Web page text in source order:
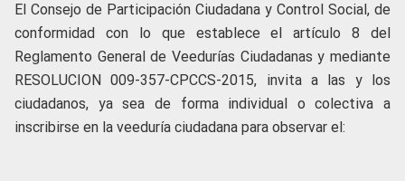
El Consejo de Participación Ciudadana y Control Social, de
conformidad con lo que establece el artículo 8 del
Reglamento General de Veedurías Ciudadanas y mediante
RESOLUCION 009-357-CPCCS-2015, invita a las y los
ciudadanos, ya sea de forma individual o colectiva a
inscribirse en la veeduría ciudadana para observar el: